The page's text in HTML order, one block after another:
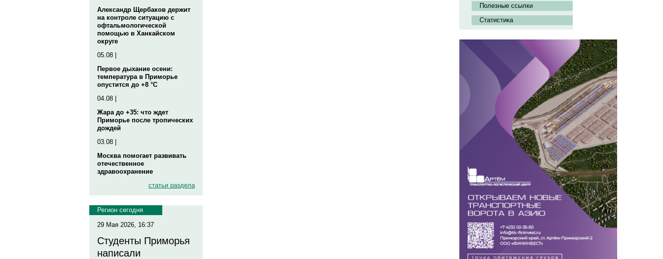
Александр Щербаков держит
на контроле ситуацию с
офтальмологической
помощью в Ханкайском
округе
05.08 |
Первое дыхание осени:
температура в Приморье
опустится до +8 °C
04.08 |
Жара до +35: что ждет
Приморье после тропических
дождей
03.08 |
Москва помогает развивать
отечественное
здравоохранение
статьи раздела
Регион сегодня
29 Мая 2026, 16:37
Студенты Приморья
написали
Полезные ссылки
Статистика